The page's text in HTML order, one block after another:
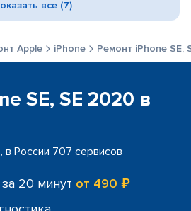
все (7)
Apple iPhone Ремонт iPhone SE,
SE, SE 2020 в
в России 707 сервисов
20 минут от 490 ₽